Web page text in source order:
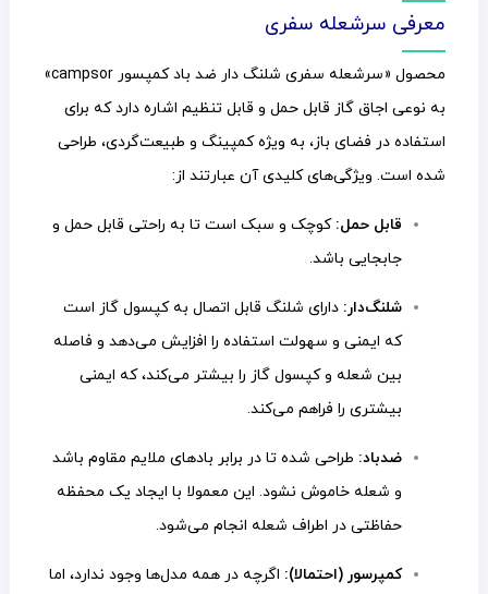
معرفی سرشعله سفری
محصول «سرشعله سفری شلنگ دار ضد باد کمپسور campsor»
به نوعی اجاق گاز قابل حمل و قابل تنظیم اشاره دارد که برای
استفاده در فضای باز، به ویژه کمپینگ و طبیعت‌گردی، طراحی
شده است. ویژگی‌های کلیدی آن عبارتند از:
قابل حمل: کوچک و سبک است تا به راحتی قابل حمل و
جابجایی باشد.
شلنگ‌دار: دارای شلنگ قابل اتصال به کپسول گاز است
که ایمنی و سهولت استفاده را افزایش می‌دهد و فاصله
بین شعله و کپسول گاز را بیشتر می‌کند، که ایمنی
بیشتری را فراهم می‌کند.
ضدباد: طراحی شده تا در برابر بادهای ملایم مقاوم باشد
و شعله خاموش نشود. این معمولا با ایجاد یک محفظه
حفاظتی در اطراف شعله انجام می‌شود.
کمپرسور (احتمالا): اگرچه در همه مدل‌ها وجود ندارد، اما